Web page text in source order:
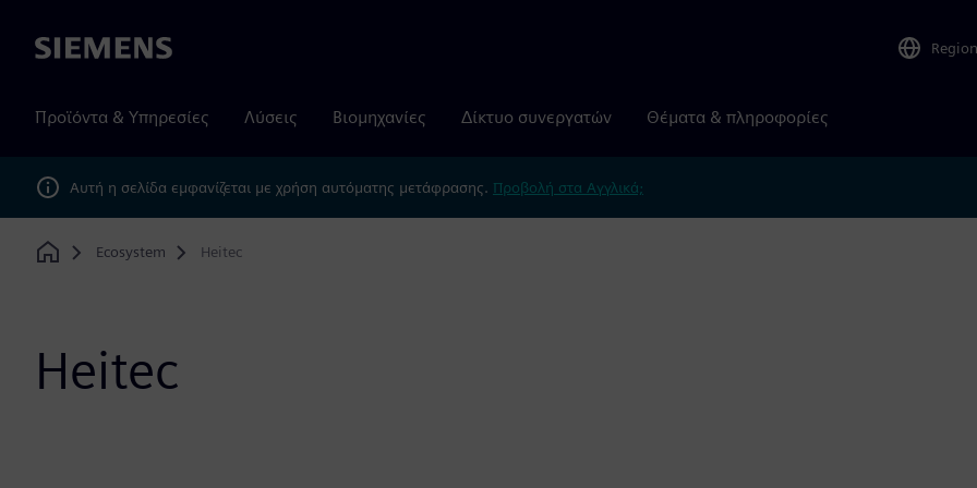
Siemens Region
Προϊόντα & Υπηρεσίες Λύσεις Βιομηχανίες Δίκτυο συνεργατών Θέματα & πληροφορίες
Αυτή η σελίδα εμφανίζεται με χρήση αυτόματης μετάφρασης. Προβολή στα Αγγλικά;
Home
Ecosystem Heitec
Heitec